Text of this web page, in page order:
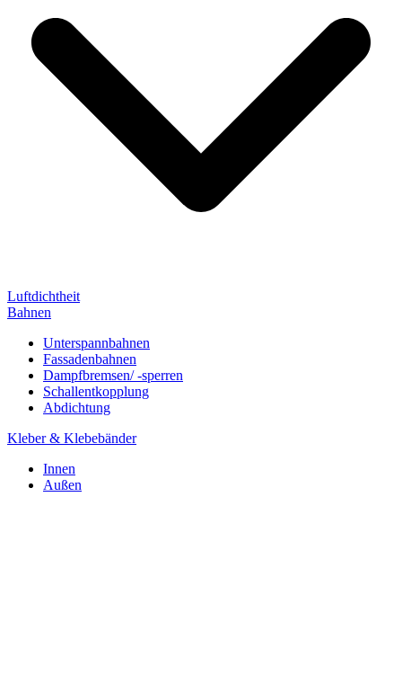
Luftdichtheit
Bahnen
Unterspannbahnen
Fassadenbahnen
Dampfbremsen/ -sperren
Schallentkopplung
Abdichtung
Kleber & Klebebänder
Innen
Außen